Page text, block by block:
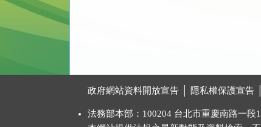
政府網站資料開放宣告 隱私權保護宣告
法務部本部：100204 台北市重慶南路一